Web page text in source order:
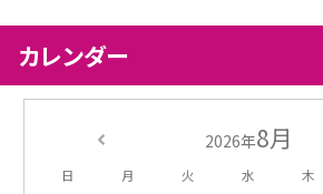
カレンダー
2026年8月
日 月 火 水 木